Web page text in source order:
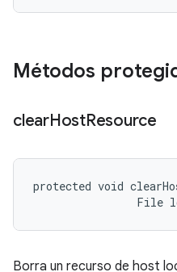
Métodos
clearHostResource
protected void
File
Borra un recurso de host